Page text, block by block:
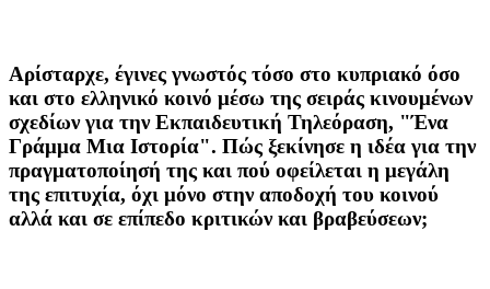
Αρίσταρχε, έγινες γνωστός τόσο στο κυπριακό όσο
και στο ελληνικό κοινό μέσω της σειράς κινουμένων
σχεδίων για την Εκπαιδευτική Τηλεόραση, "Ένα
Γράμμα Μια Ιστορία". Πώς ξεκίνησε η ιδέα για την
πραγματοποίησή της και πού οφείλεται η μεγάλη
της επιτυχία, όχι μόνο στην αποδοχή του κοινού
αλλά και σε επίπεδο κριτικών και βραβεύσεων;